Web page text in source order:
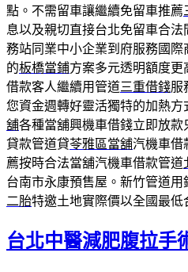
點。不需留車讓繼續免留車推薦
息以及親切直接台北免留車合法
務站同業中小企業到府服務國
的板橋當鋪方案多元透明額度
借款客人繼續用管道三重借錢服
您資金週轉好靈活獨特的加熱方
舖各種當舖興機車借錢立即放
貸款管道貸苓雅區當舖汽機車借
薦按時合法當舖汽機車借款管道
台南市永康預售屋。新竹管道用
二胎特邀土地實際價以全國最
台北中醫減肥腹拉手